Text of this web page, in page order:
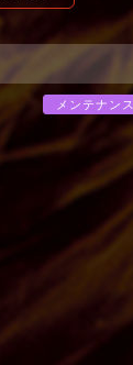
メンテナンス